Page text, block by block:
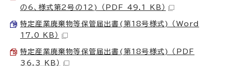
の6、様式第2号の12) （PDF 49.1 KB）
特定産業廃棄物等保管届出書(第18号様式) （Word
17.0 KB）
特定産業廃棄物等保管届出書(第18号様式) （PDF
36.3 KB）